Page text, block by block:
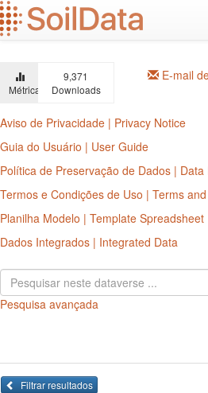
Ir
para
o
principal
Métricas
9,371
Downloads
E-mail
Aviso de Privacidade | Privacy Notice
Guia do Usuário | User Guide
Política de Preservação de Dados |
Termos e Condições de Uso | Terms
Planilha Modelo | Template Spreadsheet
Dados Integrados | Integrated Data
Pesquisa avançada
Filtrar resultados